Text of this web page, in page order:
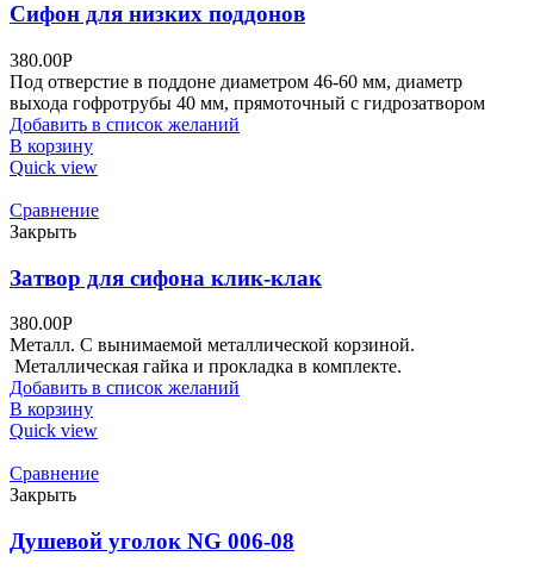
Сифон для низких поддонов
380.00Р
Под отверстие в поддоне диаметром 46-60 мм, диаметр
выхода гофротрубы 40 мм, прямоточный с гидрозатвором
Добавить в список желаний
В корзину
Quick view
Сравнение
Закрыть
Затвор для сифона клик-клак
380.00Р
Металл. С вынимаемой металлической корзиной.
Металлическая гайка и прокладка в комплекте.
Добавить в список желаний
В корзину
Quick view
Сравнение
Закрыть
Душевой уголок NG 006-08